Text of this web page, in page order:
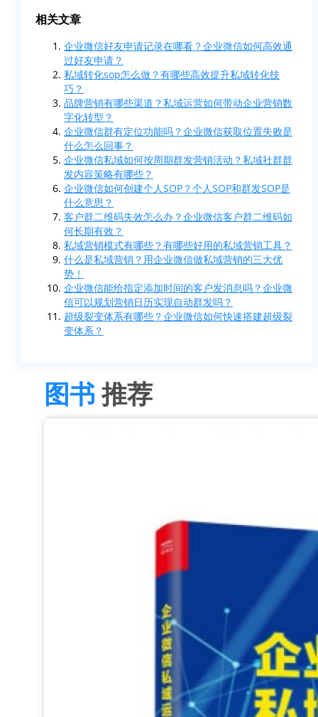
相关文章
企业微信好友申请记录在哪看？企业微信如何高效通
过好友申请？
私域转化sop怎么做？有哪些高效提升私域转化技
巧？
品牌营销有哪些渠道？私域运营如何带动企业营销数
字化转型？
企业微信群有定位功能吗？企业微信获取位置失败是
什么怎么回事？
企业微信私域如何按周期群发营销活动？私域社群群
发内容策略有哪些？
企业微信如何创建个人SOP？个人SOP和群发SOP是
什么意思？
客户群二维码失效怎么办？企业微信客户群二维码如
何长期有效？
私域营销模式有哪些？有哪些好用的私域营销工具？
什么是私域营销？用企业微信做私域营销的三大优
势！
企业微信能给指定添加时间的客户发消息吗？企业微
信可以规划营销日历实现自动群发吗？
超级裂变体系有哪些？企业微信如何快速搭建超级裂
变体系？
图书推荐